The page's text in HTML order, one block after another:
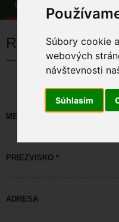
Súbory cookie
webových
návštevnosti
Súhlasím
Úvod
Registrácia
MENO *
PRIEZVISKO *
ADRESA